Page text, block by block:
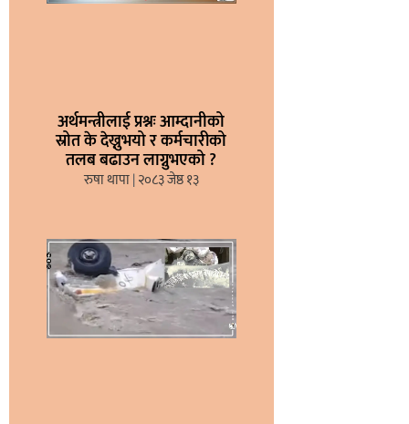
अर्थमन्त्रीलाई प्रश्नः आम्दानीको
स्रोत के देख्नुभयो र कर्मचारीको
तलब बढाउन लाग्नुभएको ?
रुषा थापा २०८३ जेष्ठ १३